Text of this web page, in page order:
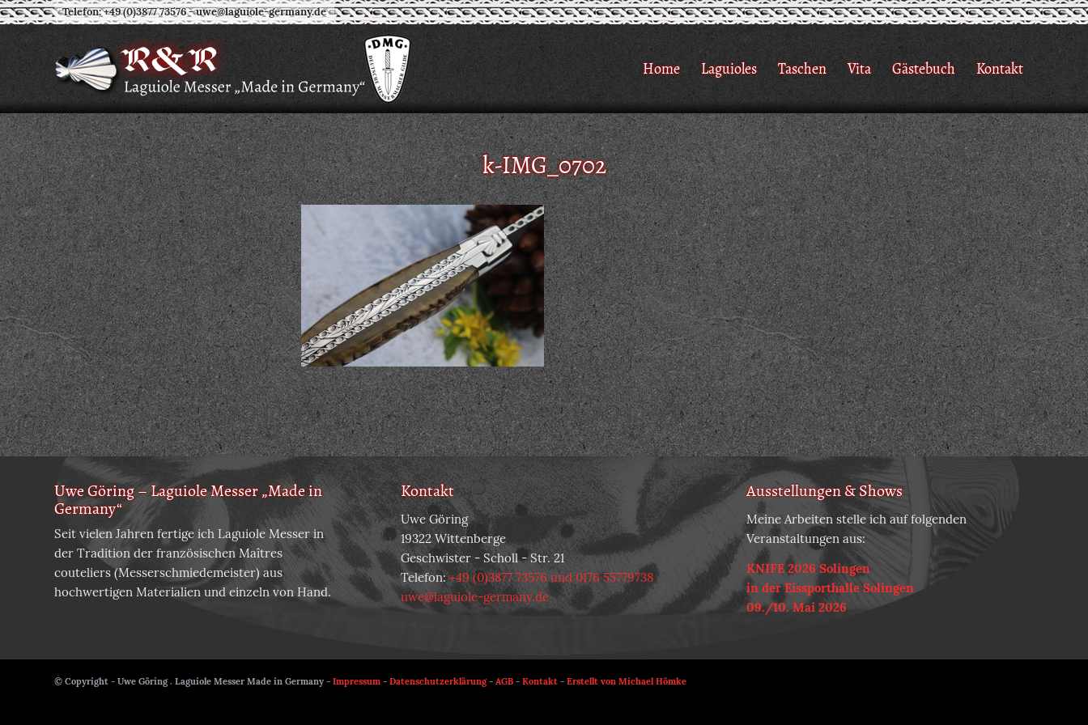
Telefon: +49 (0)3877 73576-uwe@laguiole-germany.de
Home Laguioles Taschen Vita Gästebuch Kontakt
k-IMG_0702
Uwe Göring – Laguiole Messer „Made in
Germany“
Seit vielen Jahren fertige ich Laguiole Messer in
der Tradition der französischen Maîtres
couteliers (Messerschmiedemeister) aus
hochwertigen Materialien und einzeln von Hand.
Kontakt
Uwe Göring
19322 Wittenberge
Geschwister - Scholl - Str. 21
Telefon:+49 (0)3877 73576 und 0176 55779738
uwe@laguiole-germany.de
Ausstellungen & Shows
Meine Arbeiten stelle ich auf folgenden
Veranstaltungen aus:
KNIFE 2026 Solingen
in der Eissporthalle Solingen
09./10. Mai 2026
© Copyright - Uwe Göring . Laguiole Messer Made in Germany - Impressum - Datenschutzerklärung- AGB - Kontakt - Erstellt von Michael Hömke